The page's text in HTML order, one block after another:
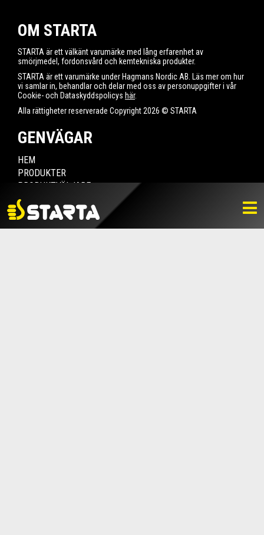
OM STARTA
STARTA är ett välkänt varumärke med lång erfarenhet av
smörjmedel, fordonsvård och kemtekniska produkter.
STARTA är ett varumärke under Hagmans Nordic AB. Läs mer om hur
vi samlar in, behandlar och delar med oss av personuppgifter i vår
Cookie- och Dataskyddspolicys här.
Alla rättigheter reserverade Copyright 2026 © STARTA
GENVÄGAR
HEM
PRODUKTER
PRODUKTVÄLJARE
HITTA ÅTERFÖRSÄLJARE
NYHETER